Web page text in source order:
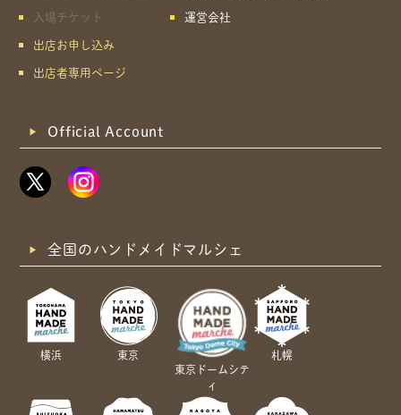
入場チケット
出店お申し込み
出店者専用ページ
運営会社
Official Account
全国のハンドメイドマルシェ
横浜
東京
東京ドームシテ
ィ
札幌